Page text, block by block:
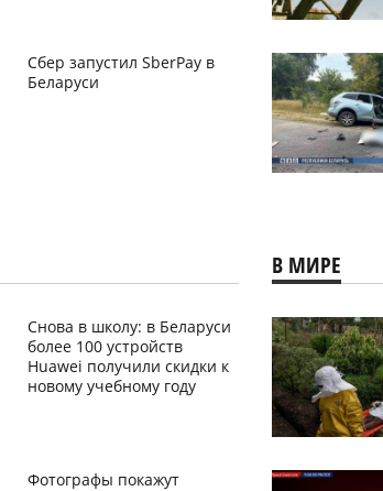
Сбер запустил SberPay в
Беларуси
Снова в школу: в Беларуси
более 100 устройств
Huawei получили скидки к
новому учебному году
Фотографы покажут
В МИРЕ